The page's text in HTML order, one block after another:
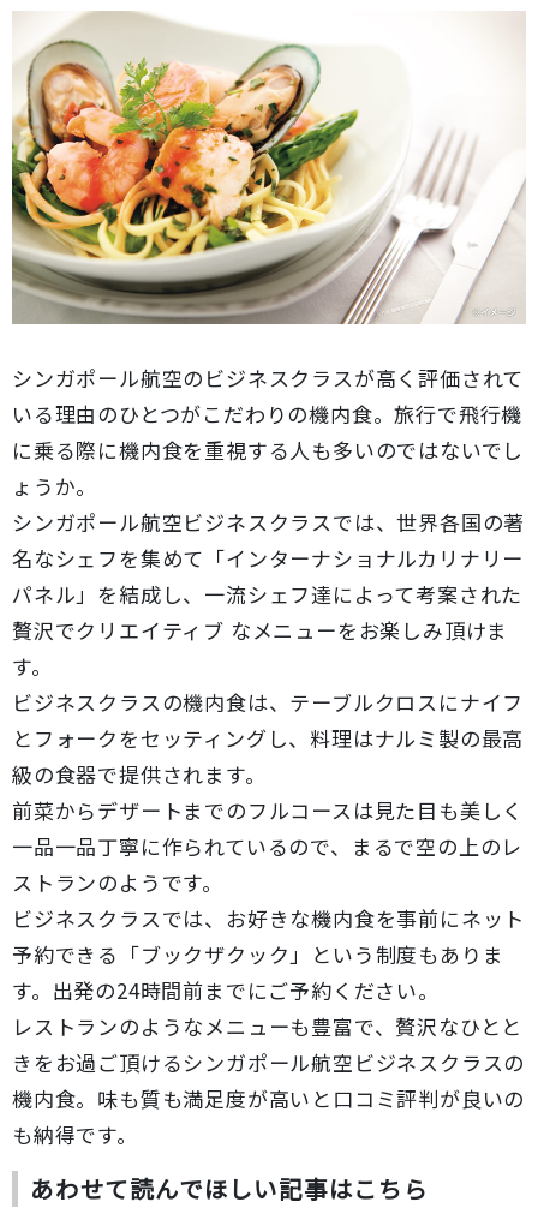
シンガポール航空のビジネスクラスが高く評価されて
いる理由のひとつがこだわりの機内食。旅行で飛行機
に乗る際に機内食を重視する人も多いのではないでし
ょうか。
シンガポール航空ビジネスクラスでは、世界各国の著
名なシェフを集めて「インターナショナルカリナリー
パネル」を結成し、一流シェフ達によって考案された
贅沢でクリエイティブ なメニューをお楽しみ頂けま
す。
ビジネスクラスの機内食は、テーブルクロスにナイフ
とフォークをセッティングし、料理はナルミ製の最高
級の食器で提供されます。
前菜からデザートまでのフルコースは見た目も美しく
一品一品丁寧に作られているので、まるで空の上のレ
ストランのようです。
ビジネスクラスでは、お好きな機内食を事前にネット
予約できる「ブックザクック」という制度もありま
す。出発の24時間前までにご予約ください。
レストランのようなメニューも豊富で、贅沢なひとと
きをお過ご頂けるシンガポール航空ビジネスクラスの
機内食。味も質も満足度が高いと口コミ評判が良いの
も納得です。
あわせて読んでほしい記事はこちら